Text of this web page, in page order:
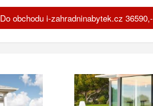
Do obchodu i-zahradninabytek.cz 36590,-